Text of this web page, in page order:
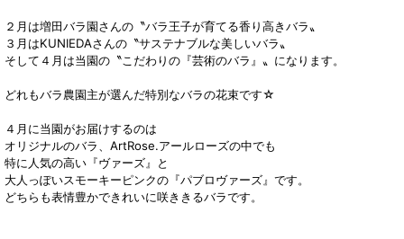
２月は増田バラ園さんの〝バラ王子が育てる香り高きバラ〟
３月はKUNIEDAさんの〝サステナブルな美しいバラ〟
そして４月は当園の〝こだわりの『芸術のバラ』〟になります。
どれもバラ農園主が選んだ特別なバラの花束です☆
４月に当園がお届けするのは
オリジナルのバラ、ArtRose.アールローズの中でも
特に人気の高い『ヴァーズ』と
大人っぽいスモーキーピンクの『パブロヴァーズ』です。
どちらも表情豊かできれいに咲ききるバラです。